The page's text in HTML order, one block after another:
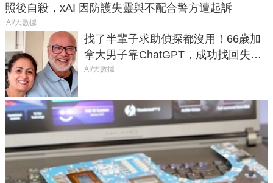
照後自殺，xAI 因防護失靈與不配合警方遭起訴
AI/大數據
找了半輩子求助偵探都沒用！66歲加
拿大男子靠ChatGPT，成功找回失散
50年家人
AI/大數據